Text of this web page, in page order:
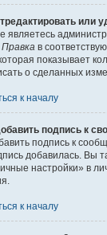
или
являетесь
Правка в
показывает
о сделанных
к началу
подпись к
подпись к
добавилась. Вы
настройки» в
к началу